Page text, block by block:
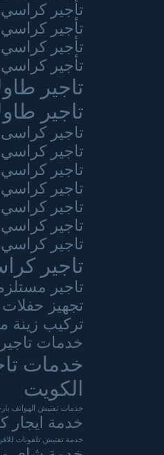
تأجير
تأجير
تأجير
تأجير
تاجير
تاجير
تاجير
تاجير كراسي
تاجير
تاجير
تاجير
تاجير كراسي
تاجير
تاجير
تاجير
تجهيز
تركيب زينة
خدمات
خدمات
الكويت
خدمات تفتيش الهواتف
خدمة ايجار
خدمة تفتيش تلفونات